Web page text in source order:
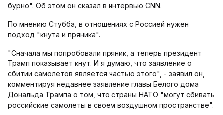
бурно". Об этом он сказал в интервью CNN.
По мнению Стубба, в отношениях с Россией нужен
подход "кнута и пряника".
"Сначала мы попробовали пряник, а теперь президент
Трамп показывает кнут. И я думаю, что заявление о
сбитии самолетов является частью этого", - заявил он,
комментируя недавнее заявление главы Белого дома
Дональда Трампа о том, что страны НАТО "могут сбивать
российские самолеты в своем воздушном пространстве".